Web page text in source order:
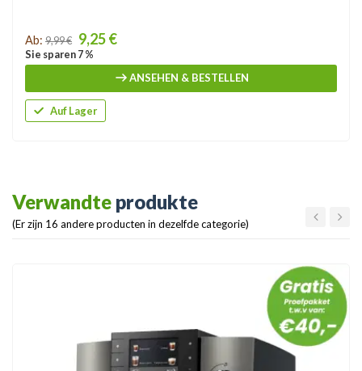
Price
Ab: 9,99 € 9,25 €
Sie sparen 7 %
ANSEHEN & BESTELLEN
Auf Lager
Verwandte produkte
(Er zijn 16 andere producten in dezelfde categorie)